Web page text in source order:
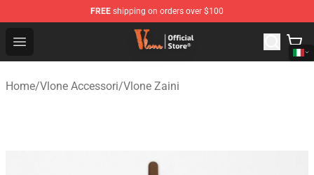
FREE shipping on orders over $100
Open menu
Vlone Shop - Official Vlone Merchandise Store
Home/Vlone Accessori/Vlone Zaini